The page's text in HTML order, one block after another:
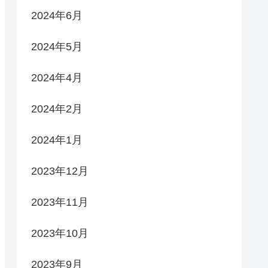
2024年6月
2024年5月
2024年4月
2024年2月
2024年1月
2023年12月
2023年11月
2023年10月
2023年9月